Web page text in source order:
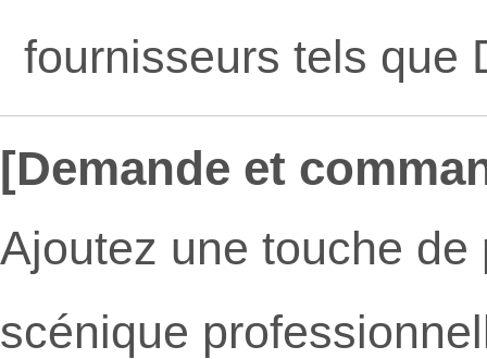
fournisseurs tels que
[Demande et
Ajoutez une touche
scénique